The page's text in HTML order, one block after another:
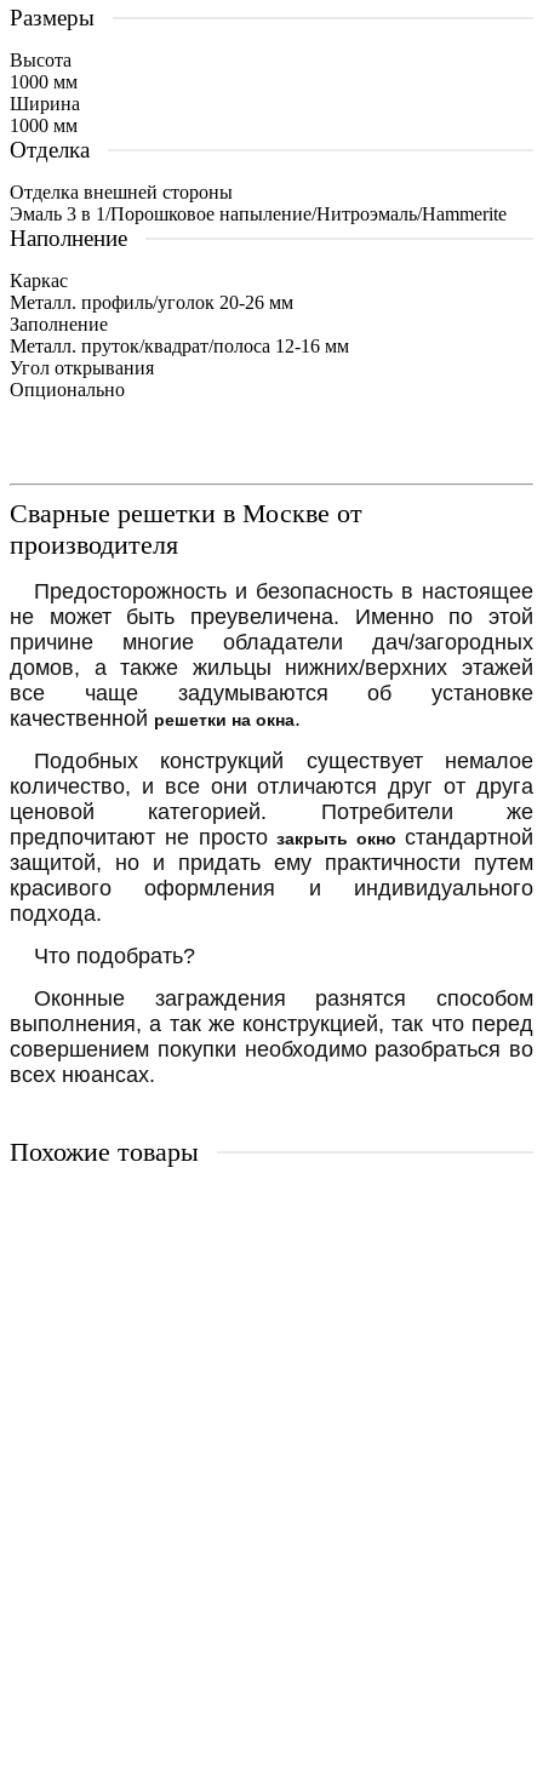
Размеры
Высота
1000 мм
Ширина
1000 мм
Отделка
Отделка внешней стороны
Эмаль 3 в 1/Порошковое напыление/Нитроэмаль/Hammerite
Наполнение
Каркас
Металл. профиль/уголок 20-26 мм
Заполнение
Металл. пруток/квадрат/полоса 12-16 мм
Угол открывания
Опционально
Сварные решетки в Москве от
производителя
Предосторожность и безопасность в настоящее
не может быть преувеличена. Именно по этой
причине многие обладатели дач/загородных
домов, а также жильцы нижних/верхних этажей
все чаще задумываются об установке
качественной решетки на окна.
Подобных конструкций существует немалое
количество, и все они отличаются друг от друга
ценовой категорией. Потребители же
предпочитают не простозакрыть окностандартной
защитой, но и придать ему практичности путем
красивого оформления и индивидуального
подхода.
Что подобрать?
Оконные заграждения разнятся способом
выполнения, а так же конструкцией, так что перед
совершением покупки необходимо разобраться во
всех нюансах.
Похожие товары